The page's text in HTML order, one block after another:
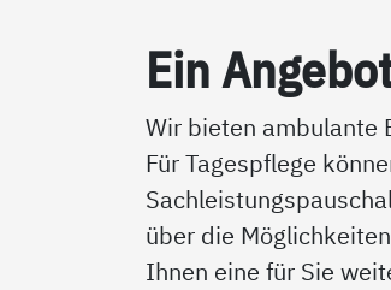
Ein
Wir bieten ambulante
Für Tagespflege
über die
Ihnen eine für Sie